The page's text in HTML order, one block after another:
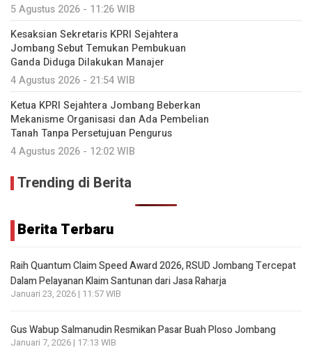
5 Agustus 2026 - 11:26 WIB
Kesaksian Sekretaris KPRI Sejahtera
Jombang Sebut Temukan Pembukuan
Ganda Diduga Dilakukan Manajer
4 Agustus 2026 - 21:54 WIB
Ketua KPRI Sejahtera Jombang Beberkan
Mekanisme Organisasi dan Ada Pembelian
Tanah Tanpa Persetujuan Pengurus
4 Agustus 2026 - 12:02 WIB
Trending di Berita
Berita Terbaru
Raih Quantum Claim Speed Award 2026, RSUD Jombang Tercepat
Dalam Pelayanan Klaim Santunan dari Jasa Raharja
Januari 23, 2026 | 11:57 WIB
Gus Wabup Salmanudin Resmikan Pasar Buah Ploso Jombang
Januari 7, 2026 | 17:13 WIB